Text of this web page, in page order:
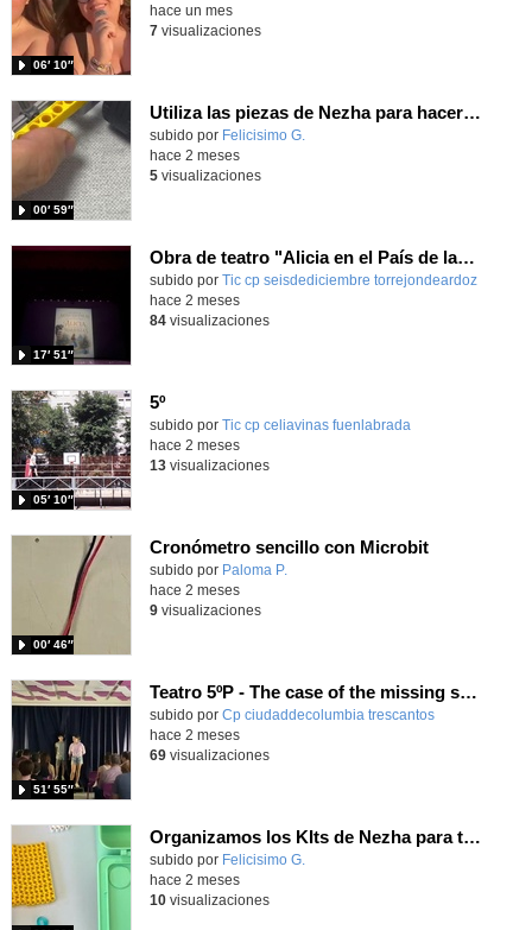
06′ 10″
hace un mes
7visualizaciones
Utiliza las piezas de Nezha para hacer construcciones que se muevan como un coche usando piezas cónicas
Contenido educativo.
subido por Felicisimo G.
00′ 59″
hace 2 meses
5visualizaciones
Obra de teatro "Alicia en el País de las Maravillas"
Contenido educativo.
subido por Tic cp seisdediciembre torrejondeardoz
17′ 51″
-
hace 2 meses
84visualizaciones
5º
Contenido educativo.
subido por Tic cp celiavinas fuenlabrada
05′ 10″
hace 2 meses
13visualizaciones
Cronómetro sencillo con Microbit
Contenido educativo.
subido por Paloma P.
00′ 46″
hace 2 meses
9visualizaciones
Teatro 5ºP - The case of the missing school
subido por Cp ciudaddecolumbia trescantos
51′ 55″
-
hace 2 meses
69visualizaciones
Organizamos los KIts de Nezha para trabajar en clase contando las piezas para nuestros proyectos
Contenido educativo.
subido por Felicisimo G.
hace 2 meses
10visualizaciones